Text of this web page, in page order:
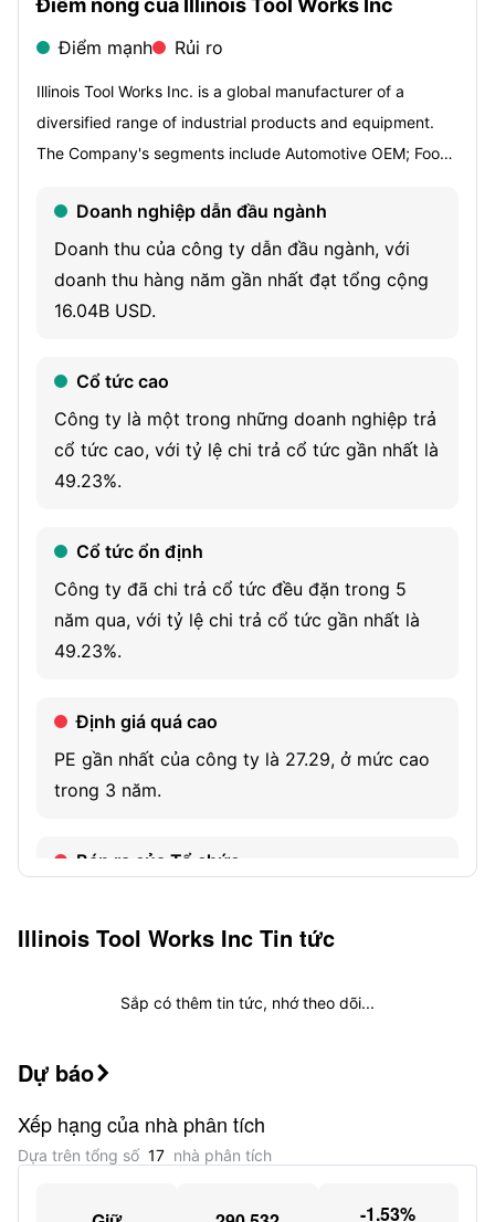
Điểm nóng của Illinois Tool Works Inc
Điểm mạnh Rủi ro
Illinois Tool Works Inc. is a global manufacturer of a
diversified range of industrial products and equipment.
The Company's segments include Automotive OEM; Food
Polymers & Fluids; Construction Products, and Specialty
Products. The Automotive OEM segment produces
components and fasteners for automotive-related
applications. The Food Equipment segment produces
equipment, food processing equipment, ventilation and
produces arc welding equipment and metal arc welding
consumables and related accessories. The Construction
segment is a supplier of engineered fastening systems
conveyor systems and line automation for the food and
beverage industries; plastic consumables such as
multipack cans and bottles and related equipment;
components for medical devices, and others.
Doanh nghiệp dẫn đầu ngành
Doanh thu của công ty dẫn đầu ngành, với
doanh thu hàng năm gần nhất đạt tổng cộng
16.04B USD.
Cổ tức cao
Công ty là một trong những doanh nghiệp trả
cổ tức cao, với tỷ lệ chi trả cổ tức gần nhất là
49.23%.
Cổ tức ổn định
Công ty đã chi trả cổ tức đều đặn trong 5
năm qua, với tỷ lệ chi trả cổ tức gần nhất là
49.23%.
Định giá quá cao
PE gần nhất của công ty là 27.29, ở mức cao
trong 3 năm.
Bán ra của Tổ chức
mới nhất là 246.90M, giảm 0.74% so với quý
Nhà đầu tư ngôi sao Tom Gayner nắm giữ
Illinois Tool Works Inc Tin tức
Sắp có thêm tin tức, nhớ theo dõi...
Dự báo
Xếp hạng của nhà phân tích
Dựa trên tổng số 17 nhà phân tích
-1.53%